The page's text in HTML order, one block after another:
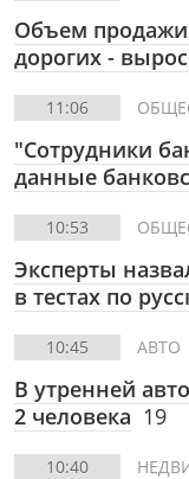
Объем продажи
дорогих - вырос
11:06
"Сотрудники
данные
10:53
Эксперты
в тестах по
10:45 АВТО
В утренней
2 человека 19
10:40